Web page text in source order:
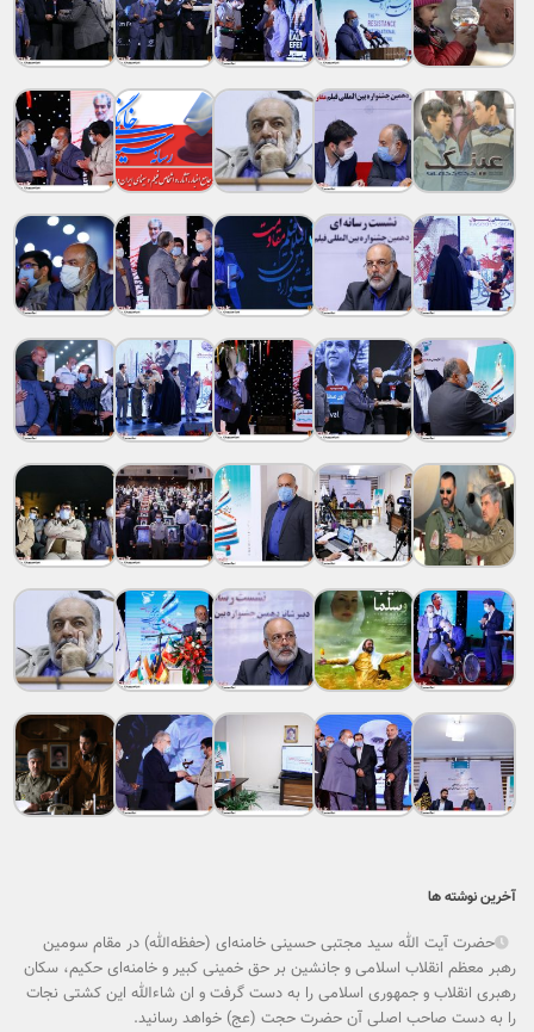
آخرین نوشته ها
حضرت آیت الله سید مجتبی حسینی خامنه‌ای (حفظه‌الله) در مقام سومین
رهبر معظم انقلاب اسلامی و جانشین بر حق خمینی کبیر و خامنه‌ای حکیم، سکان
رهبری انقلاب و جمهوری اسلامی را به دست گرفت و ان شاءالله این کشتی نجات
را به دست صاحب اصلی آن حضرت حجت (عج) خواهد رسانید.